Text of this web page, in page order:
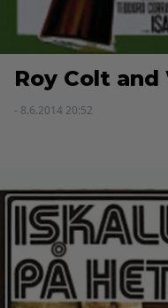
Roy Colt
- 8.6.2014 20:52